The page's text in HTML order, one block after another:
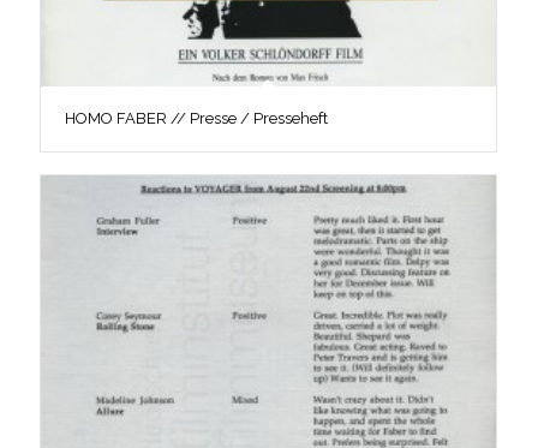
HOMO FABER // Presse / Presseheft